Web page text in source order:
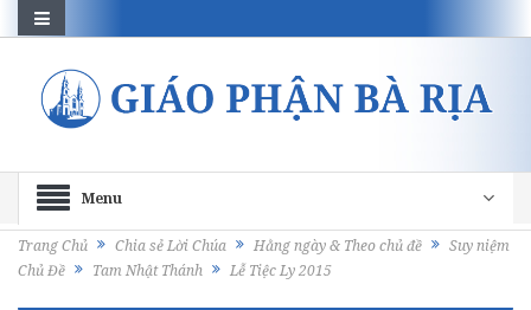
Menu
Trang Chủ Chia sẻ Lời Chúa Hằng ngày & Theo chủ đề
Suy niệm
Chủ Đề
Tam Nhật Thánh Lễ Tiệc Ly 2015